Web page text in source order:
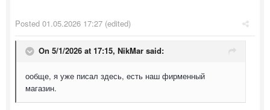
Posted 01.05.2026 17:27 (edited)
On 5/1/2026 at 17:15, NikMar said:
ообще, я уже писал здесь, есть наш фирменный
магазин.